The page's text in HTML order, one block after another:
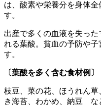
は、酸素や栄養分を身体
す。
出産で多くの血液を失っ
れる葉酸。貧血の予防や
す。
〔葉酸を多く含む食材例〕
枝豆、菜の花、ほうれん
き海苔、わかめ、納豆 な